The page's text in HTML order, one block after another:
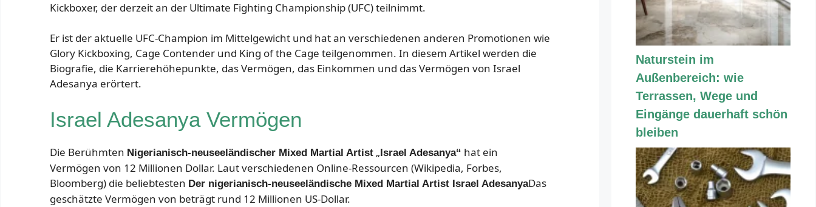
Kickboxer, der derzeit an der Ultimate Fighting Championship (UFC) teilnimmt.
Er ist der aktuelle UFC-Champion im Mittelgewicht und hat an verschiedenen anderen Promotionen wie
Glory Kickboxing, Cage Contender und King of the Cage teilgenommen. In diesem Artikel werden die
Biografie, die Karrierehöhepunkte, das Vermögen, das Einkommen und das Vermögen von Israel
Adesanya erörtert.
Israel Adesanya Vermögen
Die Berühmten Nigerianisch-neuseeländischer Mixed Martial Artist „Israel Adesanya“ hat ein
Vermögen von 12 Millionen Dollar. Laut verschiedenen Online-Ressourcen (Wikipedia, Forbes,
Bloomberg) die beliebtesten Der nigerianisch-neuseeländische Mixed Martial Artist Israel AdesanyaDas
geschätzte Vermögen von beträgt rund 12 Millionen US-Dollar.
Naturstein im
Außenbereich: wie
Terrassen, Wege und
Eingänge dauerhaft schön
bleiben